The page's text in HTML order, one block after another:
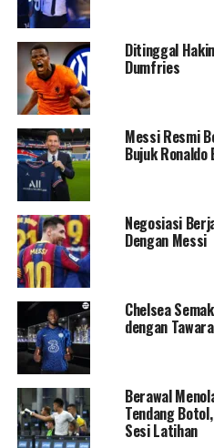
Ditinggal
Dumfries
Messi Resmi
Bujuk
Negosiasi
Dengan Messi
Chelsea
dengan
Berawal
Tendang
Sesi Latihan